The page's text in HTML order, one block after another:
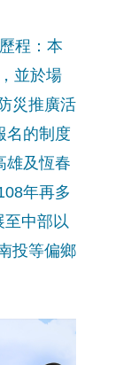
程：本
並於場
災推廣活
名的制度
雄及恆春
年再多
至中部以
投等偏鄉